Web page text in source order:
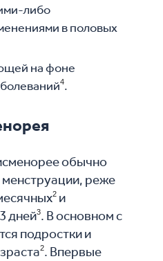
либо
в половых
на фоне
4.
обычно
реже
2 и
дней3. В основном с
подростки и
2. Впервые